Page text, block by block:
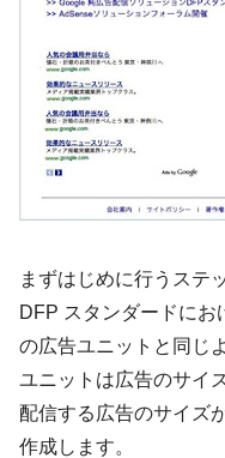
まずはじめに行うステ
DFP スタンダードに
の広告ユニットと同じ
ユニットは広告のサイ
配信する広告のサイズ
作成します。